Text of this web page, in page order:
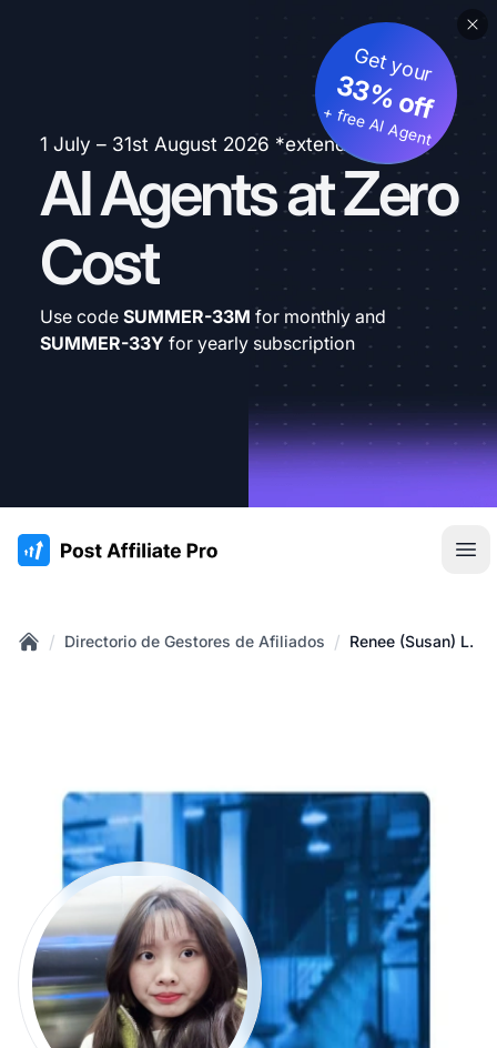
1 July – 31st August 2026 *extended
AI Agents at Zero
Cost
Get your
33% off
+ free AI Agent
Use code SUMMER-33M for monthly and
SUMMER-33Y for yearly subscription
:site.title
/ Directorio de Gestores de Afiliados / Renee (Susan) L.